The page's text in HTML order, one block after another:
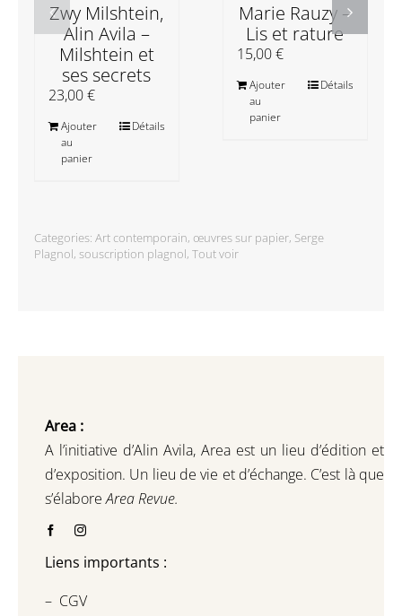
Zwy Milshtein,
Alin Avila –
Milshtein et
ses secrets
23,00€
Ajouter
au
panier
Détails
Marie Rauzy –
Lis et rature
15,00€
Ajouter
au
panier
Détails
Categories: Art contemporain, œuvres sur papier, Serge
Plagnol, souscription plagnol, Tout voir
Area :
A l’initiative d’Alin Avila, Area est un lieu d’édition et
d’exposition. Un lieu de vie et d’échange. C’est là que
s’élaboreArea Revue.
Liens importants :
– CGV